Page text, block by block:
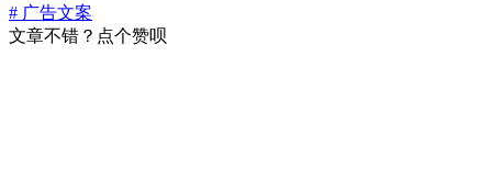
# 广告文案
文章不错？点个赞呗